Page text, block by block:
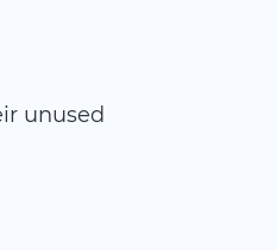
unused